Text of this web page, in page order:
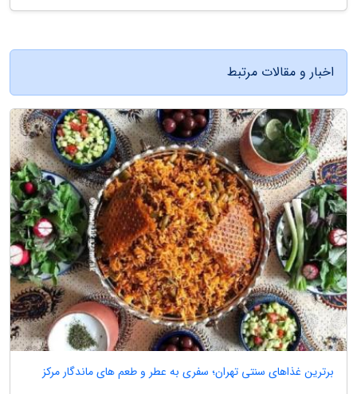
اخبار و مقالات مرتبط
برترین غذاهای سنتی تهران؛ سفری به عطر و طعم های ماندگار مرکز